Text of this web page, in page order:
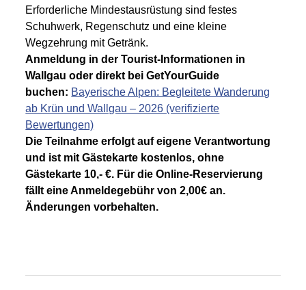
Erforderliche Mindestausrüstung sind festes
Schuhwerk, Regenschutz und eine kleine
Wegzehrung mit Getränk.
Anmeldung in der Tourist-Informationen in
Wallgau oder direkt bei GetYourGuide
buchen: Bayerische Alpen: Begleitete Wanderung
ab Krün und Wallgau – 2026 (verifizierte
Bewertungen)
Die Teilnahme erfolgt auf eigene Verantwortung
und ist mit Gästekarte kostenlos, ohne
Gästekarte 10,- €. Für die Online-Reservierung
fällt eine Anmeldegebühr von 2,00€ an.
Änderungen vorbehalten.